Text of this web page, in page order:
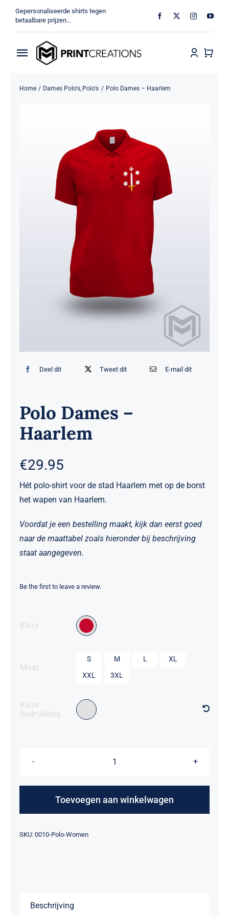
naar
inhoud
Gepersonaliseerde shirts tegen
betaalbare prijzen…
Toggle
Home
MV Print Creations
Home Dames Polo's Polo's Polo Dames – Haarlem
Deel dit Tweet dit E-mail dit
Polo Dames –
Haarlem
€29.95
Hét polo-shirt voor de stad Haarlem met op de borst
het wapen van Haarlem.
Voordat je een bestelling maakt, kijk dan eerst goed
naar de maattabel zoals hieronder bij beschrijving
staat aangegeven.
Be the first to leave a review.
S M L
XL
XXL
3XL
Polo
-
Toevoegen aan winkelwagen
Alternative:
SKU: 0010-Polo-Women
Beschrijving